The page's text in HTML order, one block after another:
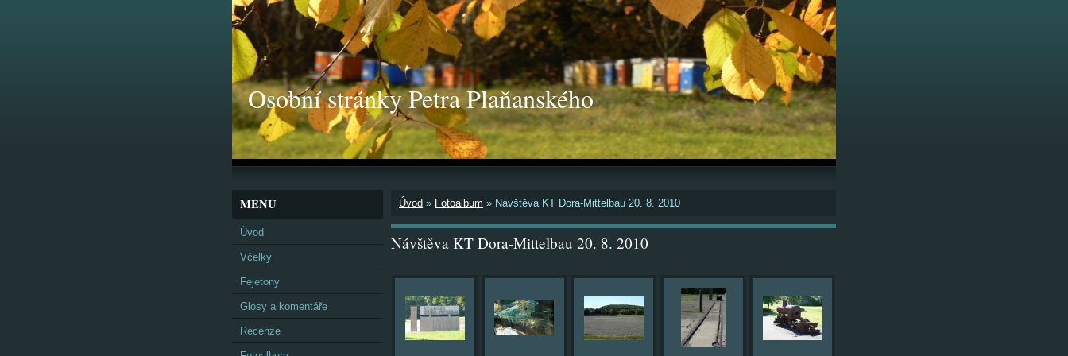
Osobní stránky Petra Plaňanského
Úvod » Fotoalbum » Návštěva KT Dora-Mittelbau 20. 8. 2010
Návštěva KT Dora-Mittelbau 20. 8. 2010
MENU
Úvod
Včelky
Fejetony
Glosy a komentáře
Recenze